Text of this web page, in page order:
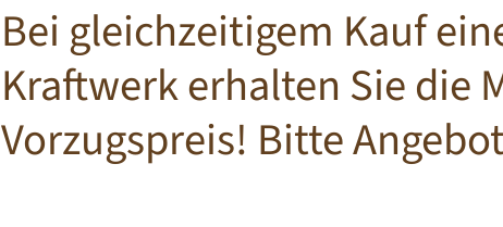
Bei gleichzeitigem Kauf
Kraftwerk erhalten Sie die
Vorzugspreis! Bitte